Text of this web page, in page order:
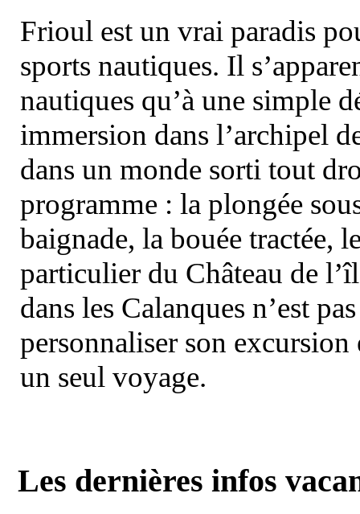
Frioul est un vrai paradis
sports nautiques. Il
nautiques qu’à une simple
immersion dans l’archipel
dans un monde sorti tout
programme : la plongée
baignade, la bouée tractée,
particulier du Château de
dans les Calanques n’est
personnaliser son
un seul voyage.
Les dernières infos